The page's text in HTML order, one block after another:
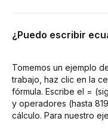
¿Puedo escribir
Tomemos un ejemplo
trabajo, haz clic en la
fórmula. Escribe el =
y operadores (hasta
cálculo. Para nuestro